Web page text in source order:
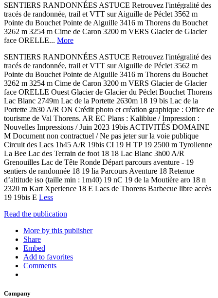
SENTIERS RANDONNÉES ASTUCE Retrouvez l'intégralité des
tracés de randonnée, trail et VTT sur Aiguille de Péclet 3562 m
Pointe du Bouchet Pointe de Aiguille 3416 m Thorens du Bouchet
3262 m 3254 m Cime de Caron 3200 m VERS Glacier de Glacier
face ORELLE... More
SENTIERS RANDONNÉES ASTUCE Retrouvez l'intégralité des
tracés de randonnée, trail et VTT sur Aiguille de Péclet 3562 m
Pointe du Bouchet Pointe de Aiguille 3416 m Thorens du Bouchet
3262 m 3254 m Cime de Caron 3200 m VERS Glacier de Glacier
face ORELLE Ouest Glacier de Glacier du Péclet Bouchet Thorens
Lac Blanc 2749m Lac de la Portette 2630m 18 19 bis Lac de la
Portette 2h30 A/R ON Crédit photo et création graphique : Office de
tourisme de Val Thorens. AR EC Plans : Kaliblue / Impression :
Nouvelles Impressions / Juin 2023 19bis ACTIVITÉS DOMAINE
M Document non contractuel / Ne pas jeter sur la voie publique
Circuit des Lacs 1h45 A/R 19bis CI 19 H TP 19 2500 m Tyrolienne
La Bee Lac des Terrain de foot 18 18 Lac Blanc 3h00 A/R
Grenouilles Lac de Tête Ronde Départ parcours aventure - 19
sentiers de randonnée 18 19 lia Parcours Aventure 18 Retenue
d’altitude iso (taille min : 1m40) 19 nC 19 de la Moutière aro 18 n
2320 m Kart Xperience 18 E Lacs de Thorens Barbecue libre accès
19 19bis E Less
Read the publication
More by this publisher
Share
Embed
Add to favorites
Comments
Company